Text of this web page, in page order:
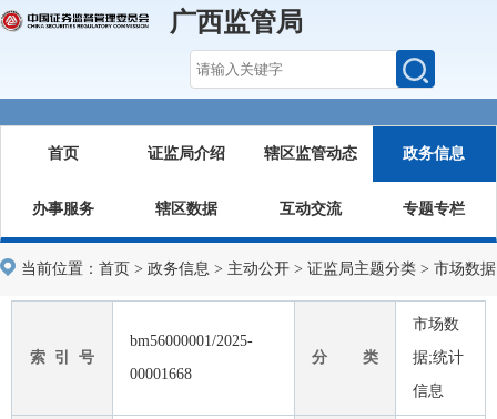
广西监管局
首页 证监局介绍 辖区监管动态 政务信息
办事服务 辖区数据 互动交流 专题专栏
当前位置： 首页 > 政务信息 > 主动公开 > 证监局主题分类 > 市场数据
索 引 号
bm56000001/2025-
00001668
分 类
市场数
据;统计
信息